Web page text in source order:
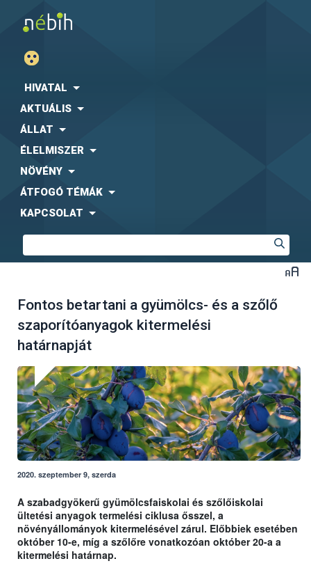
HIVATAL
AKTUÁLIS
ÁLLAT
ÉLELMISZER
NÖVÉNY
ÁTFOGÓ TÉMÁK
KAPCSOLAT
Fontos betartani a gyümölcs- és a szőlő
szaporítóanyagok kitermelési
határnapját
2020. szeptember 9, szerda
A szabadgyökerű gyümölcsfaiskolai és szőlőiskolai
ültetési anyagok termelési ciklusa ősszel, a
növényállományok kitermelésével zárul. Előbbiek esetében
október 10-e, míg a szőlőre vonatkozóan október 20-a a
kitermelési határnap.